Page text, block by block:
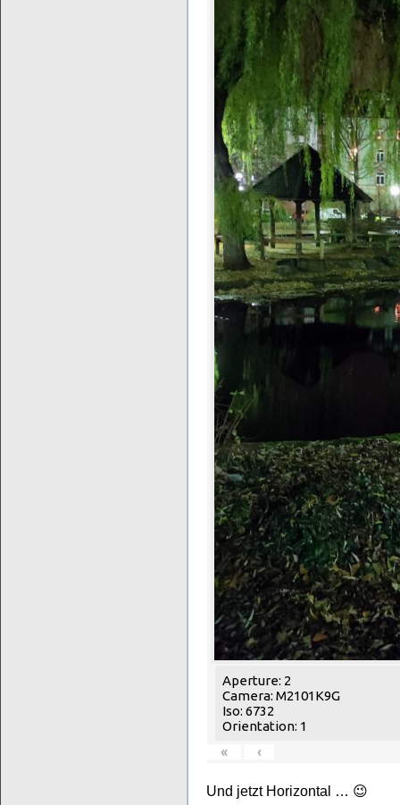
Aperture: 2
Camera: M2101K9G
Iso: 6732
Orientation: 1
«
‹
Und jetzt Horizontal … 😉